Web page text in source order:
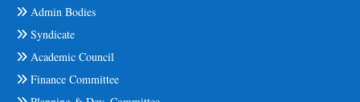
Admin Bodies
Syndicate
Academic Council
Finance Committee